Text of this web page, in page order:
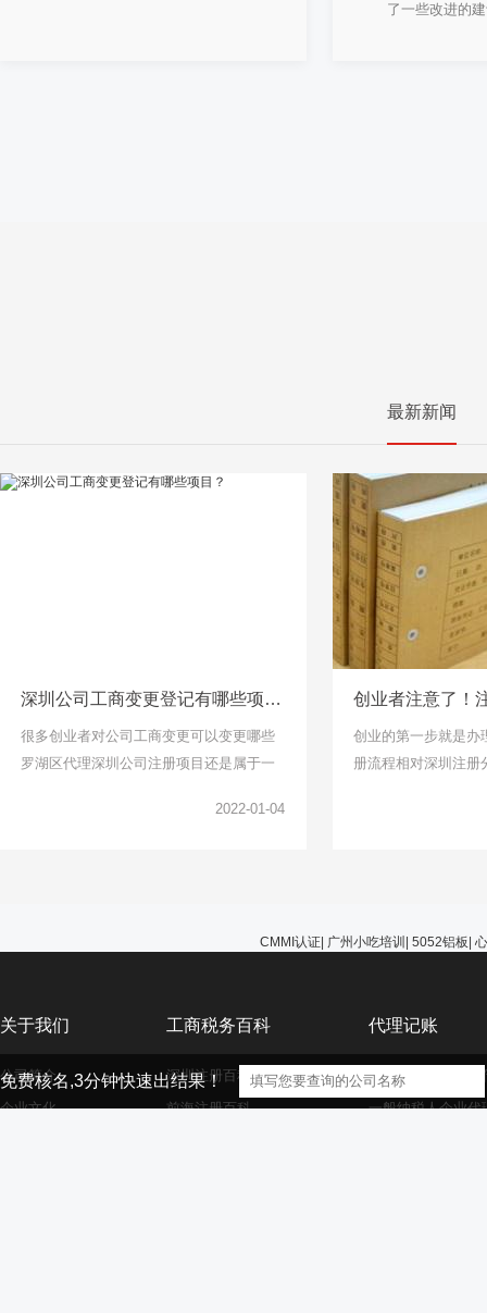
了一些改进的
最新新闻
深圳公司工商变更登记有哪些项目？
很多创业者对公司工商变更可以变更哪些
罗湖区代理深圳公司注册项目还是属于一
2022-01-04
创业的第一步就是办
册流程相对深圳注册
CMMI认证| 广州小吃培训 5052铝板
关于我们
公司简介
企业文化
工商税务百科
深圳注册百科
前海注册百科
代理记账
小规模纳税人企业
一般纳税人企业代
免费核名,3分钟快速出结果！